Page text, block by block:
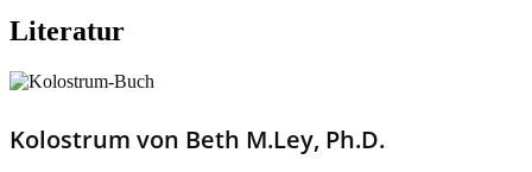
Literatur
Kolostrum von Beth M.Ley, Ph.D.